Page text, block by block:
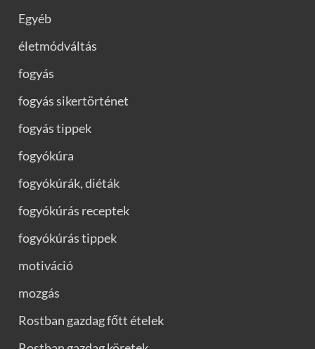
Egyéb
életmódváltás
fogyás
fogyás sikertörténet
fogyás tippek
fogyókúra
fogyókúrák, diéták
fogyókúrás receptek
fogyókúrás tippek
motiváció
mozgás
Rostban gazdag főtt ételek